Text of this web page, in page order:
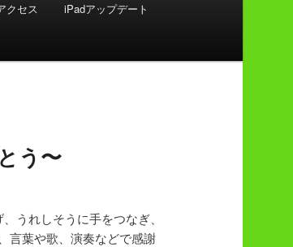
クセス iPadアップデート
う〜
うれしそうに手をつなぎ、
言葉や歌、演奏などで感謝